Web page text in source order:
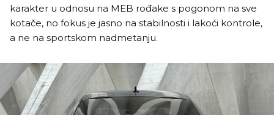
karakter u odnosu na MEB rođake s pogonom na sve
kotače, no fokus je jasno na stabilnosti i lakoći kontrole,
a ne na sportskom nadmetanju.